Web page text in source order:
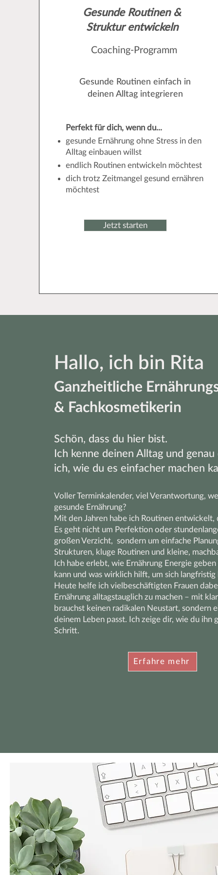
Gesunde Routinen &
Struktur entwickeln
Coaching-Programm
Gesunde Routinen einfach in
deinen Alltag integrieren
Perfekt für dich, wenn du...
gesunde Ernährung ohne Stress in den
Alltag einbauen willst
endlich Routinen entwickeln möchtest
dich trotz Zeitmangel gesund ernähren
möchtest
Jetzt starten
Hallo, ich bin Rita
Ganzheitliche
& Fachkosmetikerin
Schön, dass du hier bist.
Ich kenne deinen Alltag und
ich, wie du es einfacher machen
Voller Terminkalender, viel Verantwortung,
gesunde Ernährung?
Mit den Jahren habe ich Routinen
Es geht nicht um Perfektion oder
großen Verzicht, sondern um einfache
Strukturen, kluge Routinen und kleine,
Ich habe erlebt, wie Ernährung Energie
kann und was wirklich hilft, um sich langfristig
Heute helfe ich vielbeschäftigten Frauen
Ernährung alltagstauglich zu machen – mit
brauchst keinen radikalen Neustart, sondern
deinem Leben passt. Ich zeige dir, wie du ihn
Schritt.
Erfahre mehr